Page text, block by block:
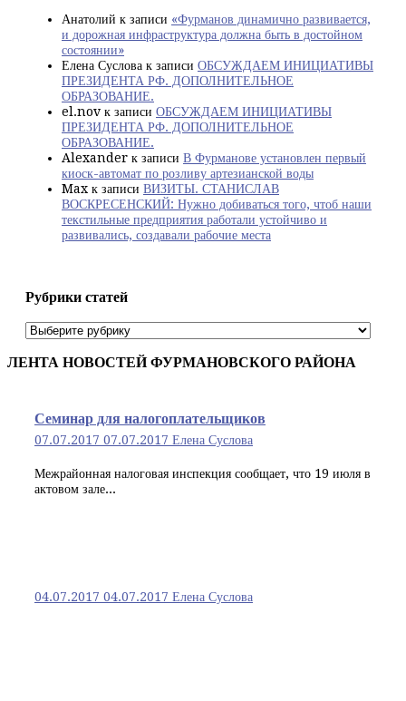
Анатолий к записи «Фурманов динамично развивается,
и дорожная инфраструктура должна быть в достойном
состоянии»
Елена Суслова к записи ОБСУЖДАЕМ ИНИЦИАТИВЫ
ПРЕЗИДЕНТА РФ. ДОПОЛНИТЕЛЬНОЕ
ОБРАЗОВАНИЕ.
el.nov к записи ОБСУЖДАЕМ ИНИЦИАТИВЫ
ПРЕЗИДЕНТА РФ. ДОПОЛНИТЕЛЬНОЕ
ОБРАЗОВАНИЕ.
Alexander к записи В Фурманове установлен первый
киоск-автомат по розливу артезианской воды
Max к записи ВИЗИТЫ. СТАНИСЛАВ
ВОСКРЕСЕНСКИЙ: Нужно добиваться того, чтоб наши
текстильные предприятия работали устойчиво и
развивались, создавали рабочие места
Рубрики статей
Рубрики
статей
ЛЕНТА НОВОСТЕЙ ФУРМАНОВСКОГО РАЙОНА
Семинар для налогоплательщиков
07.07.2017 07.07.2017 Елена Суслова
Межрайонная налоговая инспекция сообщает, что 19 июля в
актовом зале...
04.07.2017 04.07.2017 Елена Суслова